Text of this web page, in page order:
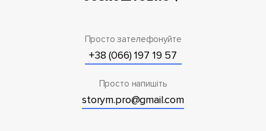
Просто зателефонуйте
+38 (066) 197 19 57
Просто напишіть
storym.pro@gmail.com